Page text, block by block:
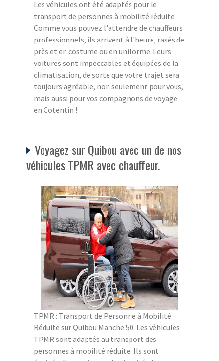
Les véhicules ont été adaptés pour le
transport de personnes à mobilité réduite.
Comme vous pouvez l'attendre de chauffeurs
professionnels, ils arrivent à l'heure, rasés de
près et en costume ou en uniforme. Leurs
voitures sont impeccables et équipées de la
climatisation, de sorte que votre trajet sera
toujours agréable, non seulement pour vous,
mais aussi pour vos compagnons de voyage
en Cotentin !
Voyagez sur Quibou avec un de nos
véhicules TPMR avec chauffeur.
TPMR : Transport de Personne à Mobilité
Réduite sur Quibou Manche 50. Les véhicules
TPMR sont adaptés au transport des
personnes à mobilité réduite. Ils sont